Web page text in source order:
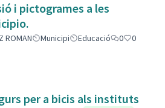
i pictogrames a les
ROMAN Municipi Educació 0
0
per a bicis als instituts